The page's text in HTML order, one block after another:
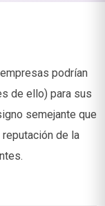
podrían
de ello) para sus
semejante que
de la